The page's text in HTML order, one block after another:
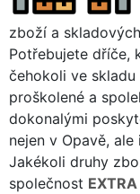
zboží a
Potřebujete dříče,
čehokoli ve skladu
proškolené a
dokonalými
nejen v Opavě,
Jakékoli druhy
společnost